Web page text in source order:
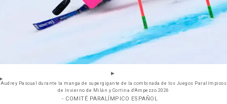
Audrey Pascual durante la manga de supergigante de la combinada de los Juegos Paralímpicos
de Invierno de Milán y Cortina d'Ampezzo 2026
- COMITÉ PARALÍMPICO ESPAÑOL